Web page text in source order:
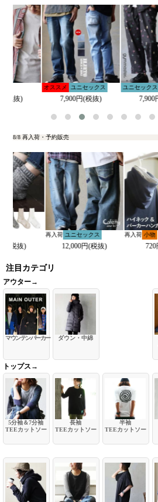
ユニセックス
7,900円(税抜)
ユニセックス
7,900円(税抜)
8/8 再入荷・予約販売
ユニセックス
12,000円(税抜)
再入荷
720円(税抜)
注目カテゴリ
アウター→
マウンテンパーカー ダウン・中綿
トップス→
5分袖＆7分袖
TEEカットソー
長袖
TEEカットソー
半袖
TEEカットソー